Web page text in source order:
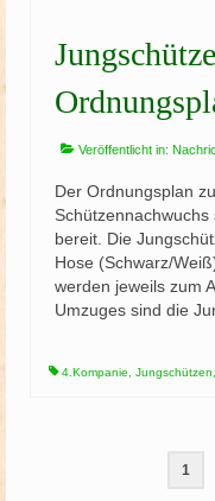
Veröffentlicht in:
Der Ordnungsplan
bereit. Die
Hose (Schwarz/
werden jeweils zum
Umzuges sind die
4.Kompanie, Jungschützen,
1